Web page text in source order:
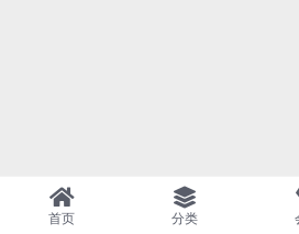
首页 分类